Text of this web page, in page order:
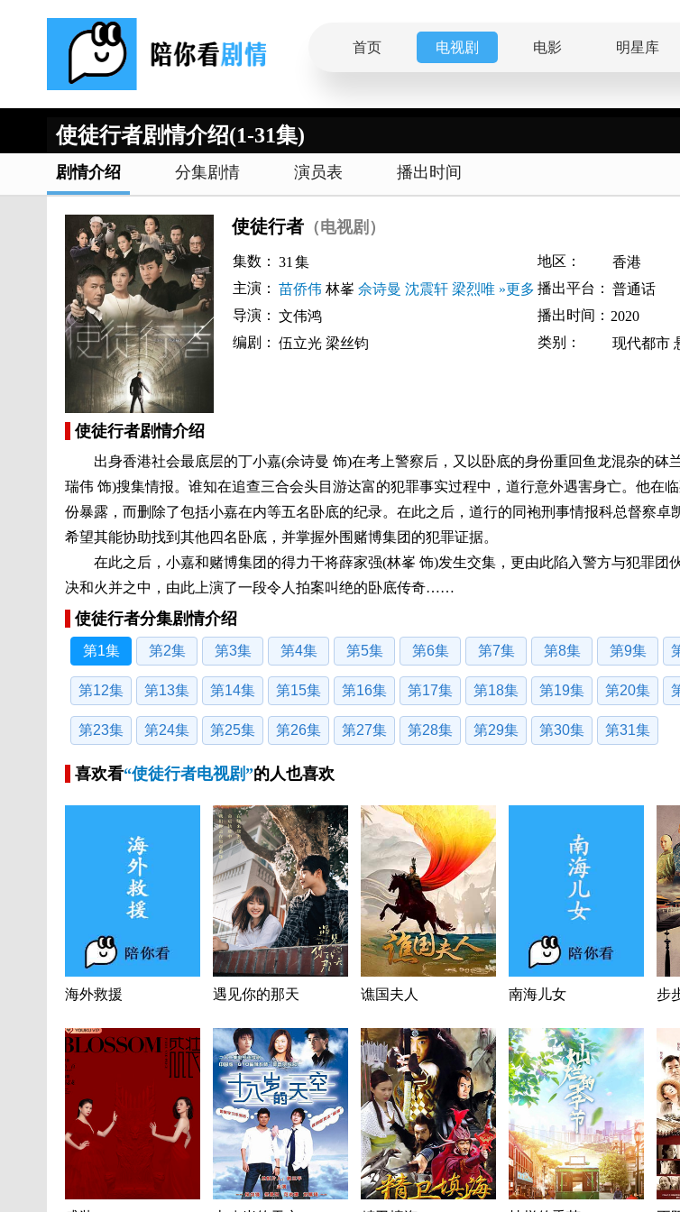
首页 电视剧 电影 明星库
使徒行者剧情介绍(1-31集)
剧情介绍 分集剧情 演员表 播出时间
使徒行者 （电视剧）
集数： 31 集 地区：
香港
主演： 苗侨伟 林峯 佘诗曼 沈震轩 梁烈唯 »更多 播出平台： 普通话
导演： 文伟鸿 播出时间： 2020
编剧： 伍立光 梁丝钧 类别： 现代都市
使徒行者剧情介绍
出身香港社会最底层的丁小嘉(佘诗曼 饰)在考上警察后，又以卧底的身份重回鱼龙混杂的砵
瑞伟 饰)搜集情报。谁知在追查三合会头目游达富的犯罪事实过程中，道行意外遇害身亡。他在
份暴露，而删除了包括小嘉在内等五名卧底的纪录。在此之后，道行的同袍刑事情报科总督察卓
希望其能协助找到其他四名卧底，并掌握外围赌博集团的犯罪证据。
在此之后，小嘉和赌博集团的得力干将薛家强(林峯 饰)发生交集，更由此陷入警方与犯罪团
决和火并之中，由此上演了一段令人拍案叫绝的卧底传奇……
使徒行者分集剧情介绍
第1集 第2集 第3集 第4集 第5集 第6集 第7集 第8集 第9集
第12集 第13集 第14集 第15集 第16集 第17集 第18集 第19集 第20集
第23集 第24集 第25集 第26集 第27集 第28集 第29集 第30集 第31集
喜欢看“使徒行者电视剧”的人也喜欢
海外救援 遇见你的那天 谯国夫人 南海儿女 步